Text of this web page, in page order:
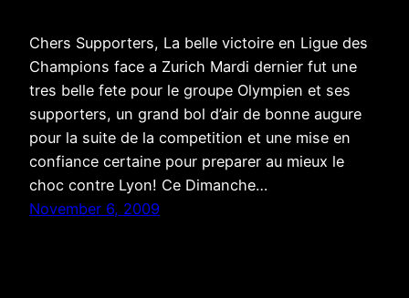
Chers Supporters, La belle victoire en Ligue des
Champions face a Zurich Mardi dernier fut une
tres belle fete pour le groupe Olympien et ses
supporters, un grand bol d’air de bonne augure
pour la suite de la competition et une mise en
confiance certaine pour preparer au mieux le
choc contre Lyon! Ce Dimanche…
November 6, 2009